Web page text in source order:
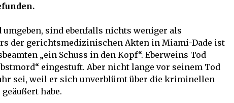
umgeben, sind ebenfalls nichts weniger als
der gerichtsmedizinischen Akten in Miami-Dade ist
„ein Schuss in den Kopf“. Eberweins Tod
eingestuft. Aber nicht lange vor seinem Tod
sei, weil er sich unverblümt über die kriminellen
geäußert habe.